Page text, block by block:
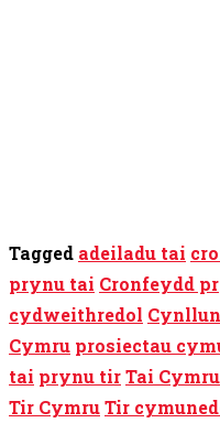
Tagged adeiladu tai
prynu tai Cronfeydd
cydweithredol
Cymru prosiectau
tai prynu tirTai Cymru
Tir CymruTir